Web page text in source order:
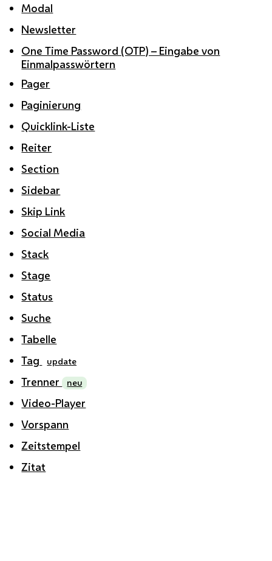
Modal
Newsletter
One Time Password (OTP) – Eingabe von
Einmalpasswörtern
Pager
Paginierung
Quicklink-Liste
Reiter
Section
Sidebar
Skip Link
Social Media
Stack
Stage
Status
Suche
Tabelle
Tag
update
Trenner neu
Video-Player
Vorspann
Zeitstempel
Zitat